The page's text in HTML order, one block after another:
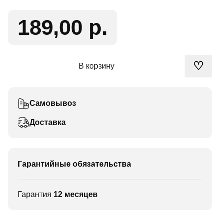
189,00 р.
В корзину ♡
Самовывоз
Доставка
Гарантийные обязательства
Гарантия 12 месяцев